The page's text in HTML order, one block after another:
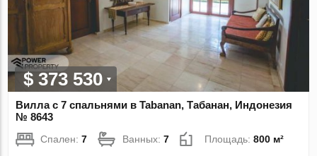
$ 373 530
Вилла с 7 спальнями в Tabanan, Табанан, Индонезия
№ 8643
Спален:7 Ванных:7 Площадь:800 м²